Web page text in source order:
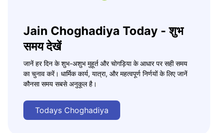
Jain Choghadiya Today - शुभ
समय देखें
जानें हर दिन के शुभ-अशुभ मुहूर्त और चोगड़िया के आधार पर सही समय
का चुनाव करें। धार्मिक कार्य, यात्रा, और महत्वपूर्ण निर्णयों के लिए जानें
कौनसा समय सबसे अनुकूल है।
Todays Choghadiya